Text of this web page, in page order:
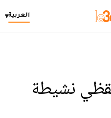
العربية▾
نشيطة